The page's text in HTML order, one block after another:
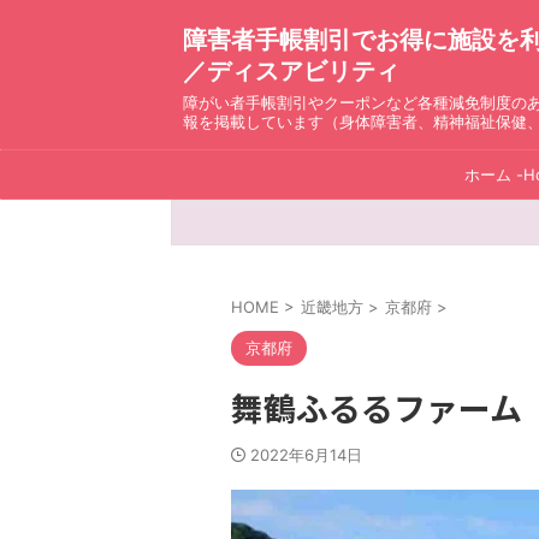
障害者手帳割引でお得に施設を
／ディスアビリティ
障がい者手帳割引やクーポンなど各種減免制度の
報を掲載しています（身体障害者、精神福祉保健
ホーム -
HOME > 近畿地方 > 京都府 >
京都府
舞鶴ふるるファーム
2022年6月14日